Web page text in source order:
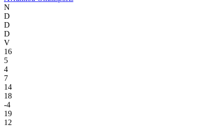
N
D
D
D
V
16
5
4
7
14
18
-4
19
12